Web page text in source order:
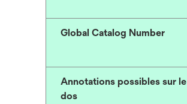
Global Catalog Number
Annotations possibles sur le
dos